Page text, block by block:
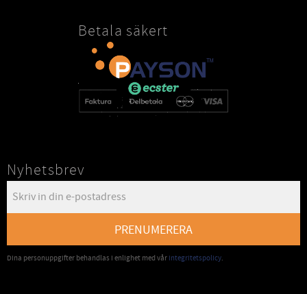
Betala säkert
Nyhetsbrev
PRENUMERERA
Dina personuppgifter behandlas i enlighet med vår integritetspolicy.